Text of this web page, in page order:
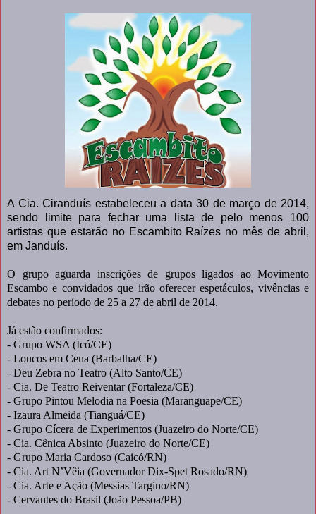
A Cia. Ciranduís estabeleceu a data 30 de março de 2014,
sendo limite para fechar uma lista de pelo menos 100
artistas que estarão no Escambito Raízes no mês de abril,
em Janduís.
O grupo aguarda inscrições de grupos ligados ao Movimento
Escambo e convidados que irão oferecer espetáculos, vivências e
debates no período de 25 a 27 de abril de 2014.
Já estão confirmados:
- Grupo WSA (Icó/CE)
- Loucos em Cena (Barbalha/CE)
- Deu Zebra no Teatro (Alto Santo/CE)
- Cia. De Teatro Reiventar (Fortaleza/CE)
- Grupo Pintou Melodia na Poesia (Maranguape/CE)
- Izaura Almeida (Tianguá/CE)
- Grupo Cícera de Experimentos (Juazeiro do Norte/CE)
- Cia. Cênica Absinto (Juazeiro do Norte/CE)
- Grupo Maria Cardoso (Caicó/RN)
- Cia. Art N’Vêia (Governador Dix-Spet Rosado/RN)
- Cia. Arte e Ação (Messias Targino/RN)
- Cervantes do Brasil (João Pessoa/PB)